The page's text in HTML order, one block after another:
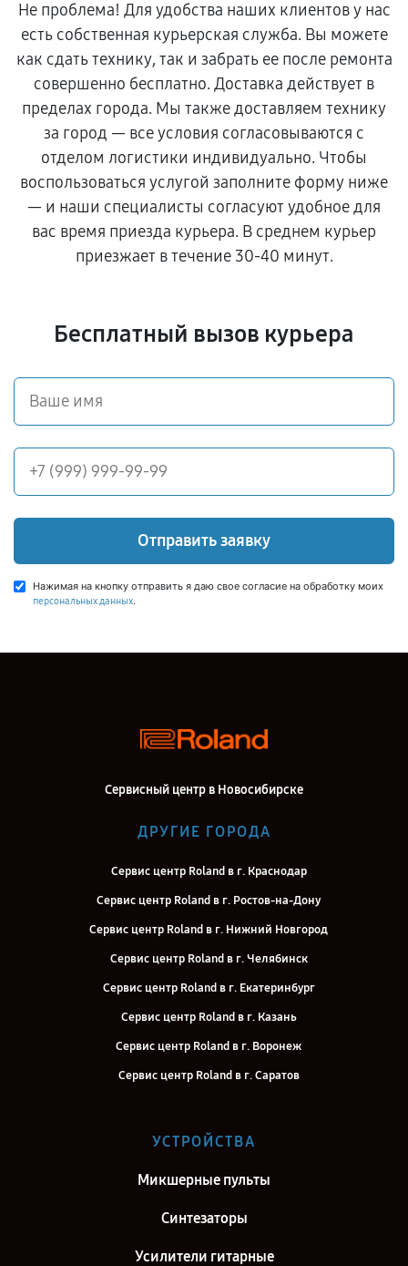
Не проблема! Для удобства наших клиентов у нас
есть собственная курьерская служба. Вы можете
как сдать технику, так и забрать ее после ремонта
совершенно бесплатно. Доставка действует в
пределах города. Мы также доставляем технику
за город — все условия согласовываются с
отделом логистики индивидуально. Чтобы
воспользоваться услугой заполните форму ниже
— и наши специалисты согласуют удобное для
вас время приезда курьера. В среднем курьер
приезжает в течение 30-40 минут.
Бесплатный вызов курьера
Отправить заявку
Нажимая на кнопку отправить я даю свое согласие на обработку моих
персональных данных.
Сервисный центр в Новосибирске
ДРУГИЕ ГОРОДА
Сервис центр Roland в г. Краснодар
Сервис центр Roland в г. Ростов-на-Дону
Сервис центр Roland в г. Нижний Новгород
Сервис центр Roland в г. Челябинск
Сервис центр Roland в г. Екатеринбург
Сервис центр Roland в г. Казань
Сервис центр Roland в г. Воронеж
Сервис центр Roland в г. Саратов
Сервис центр Roland в г. Киров
Сервис центр Roland в г. Санкт-Петербург
УСТРОЙСТВА
Микшерные пульты
Синтезаторы
Усилители гитарные